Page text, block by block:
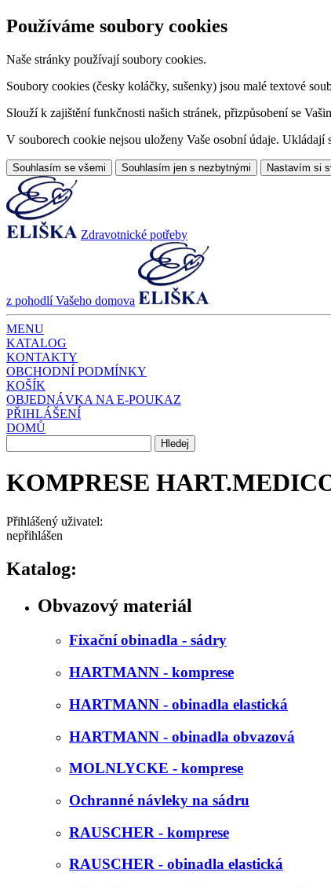
Používáme soubory cookies
Naše stránky používají soubory cookies.
Soubory cookies (česky koláčky, sušenky) jsou malé textové
Slouží k zajištění funkčnosti našich stránek, přizpůsobení se
V souborech cookie nejsou uloženy Vaše osobní údaje. Ukládají
Souhlasím se všemi Souhlasím jen s nezbytnými Nastavím si
Zdravotnické potřeby
z pohodlí Vašeho domova
MENU
KATALOG
KONTAKTY
OBCHODNÍ PODMÍNKY
KOŠÍK
OBJEDNÁVKA NA E-POUKAZ
PŘIHLÁŠENÍ
DOMŮ
KOMPRESE
Přihlášený uživatel:
nepřihlášen
Katalog:
Obvazový materiál
Fixační obinadla - sádry
HARTMANN - komprese
HARTMANN - obinadla elastická
HARTMANN - obinadla obvazová
MOLNLYCKE - komprese
Ochranné návleky na sádru
RAUSCHER - komprese
RAUSCHER - obinadla elastická